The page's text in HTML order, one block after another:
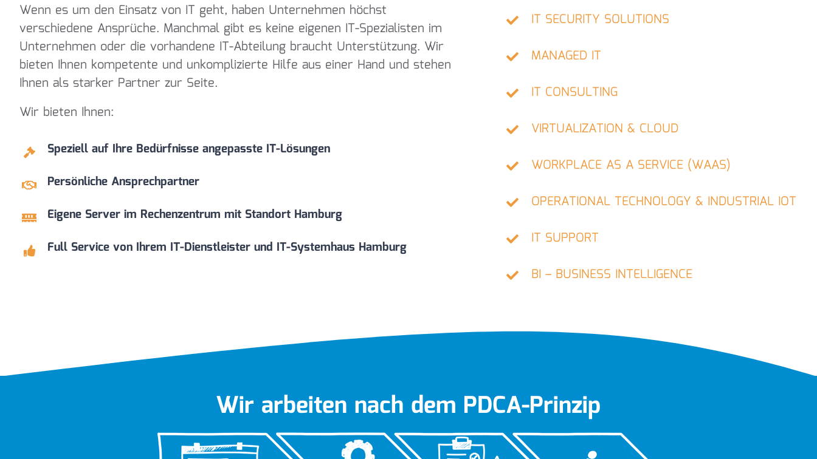
Wenn es um den Einsatz von IT geht, haben Unternehmen höchst
verschiedene Ansprüche. Manchmal gibt es keine eigenen IT-Spezialisten im
Unternehmen oder die vorhandene IT-Abteilung braucht Unterstützung. Wir
bieten Ihnen kompetente und unkomplizierte Hilfe aus einer Hand und stehen
Ihnen als starker Partner zur Seite.
Wir bieten Ihnen:
Speziell auf Ihre Bedürfnisse angepasste IT-Lösungen
Persönliche Ansprechpartner
Eigene Server im Rechenzentrum mit Standort Hamburg
Full Service von Ihrem IT-Dienstleister und IT-Systemhaus Hamburg
IT SECURITY SOLUTIONS
MANAGED IT
IT CONSULTING
VIRTUALIZATION & CLOUD
WORKPLACE AS A SERVICE (WAAS)
OPERATIONAL TECHNOLOGY & INDUSTRIAL IOT
IT SUPPORT
BI – BUSINESS INTELLIGENCE
Wir arbeiten nach dem PDCA-Prinzip